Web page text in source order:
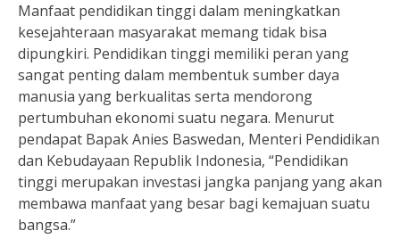
Manfaat pendidikan tinggi dalam meningkatkan
kesejahteraan masyarakat memang tidak bisa
dipungkiri. Pendidikan tinggi memiliki peran yang
sangat penting dalam membentuk sumber daya
manusia yang berkualitas serta mendorong
pertumbuhan ekonomi suatu negara. Menurut
pendapat Bapak Anies Baswedan, Menteri Pendidikan
dan Kebudayaan Republik Indonesia, “Pendidikan
tinggi merupakan investasi jangka panjang yang akan
membawa manfaat yang besar bagi kemajuan suatu
bangsa.”